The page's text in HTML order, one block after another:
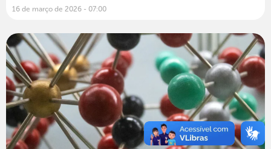
16 de março de 2026 07:00